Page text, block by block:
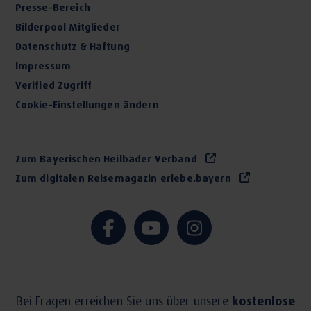
Presse-Bereich
Bilderpool Mitglieder
Datenschutz & Haftung
Impressum
Verified Zugriff
Cookie-Einstellungen ändern
Zum Bayerischen Heilbäder Verband
Zum digitalen Reisemagazin erlebe.bayern
Bei Fragen erreichen Sie uns über unsere kostenlose